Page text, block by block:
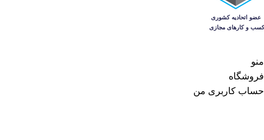
منو
فروشگاه
حساب کاربری من